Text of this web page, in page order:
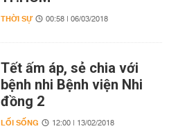
THỜI SỰ 00:58 | 06/03/2018
Tết ấm áp, sẻ chia với
bệnh nhi Bệnh viện Nhi
đồng 2
LỐI SỐNG 12:00 | 13/02/2018